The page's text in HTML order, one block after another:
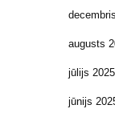
augusts
jūlijs 2025
jūnijs